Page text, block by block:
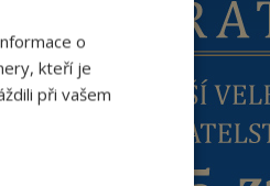
o
kteří je
při vašem